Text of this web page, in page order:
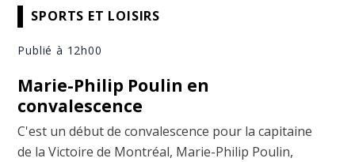
SPORTS ET LOISIRS
Publié à 12h00
Marie-Philip Poulin en
convalescence
C'est un début de convalescence pour la capitaine
de la Victoire de Montréal, Marie-Philip Poulin,